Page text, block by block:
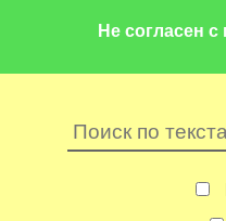
Не согласен